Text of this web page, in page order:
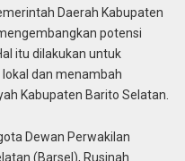
Daerah Kabupaten
potensi
itu dilakukan untuk
dan menambah
Kabupaten Barito Selatan.
Dewan Perwakilan
(Barsel), Rusinah